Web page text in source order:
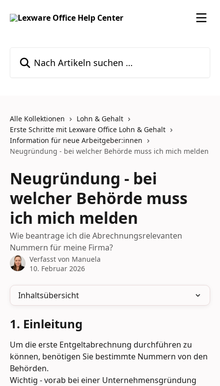
Alle Kollektionen
Lohn & Gehalt
Erste Schritte mit Lexware Office Lohn & Gehalt
Information für neue Arbeitgeber:innen
Neugründung - bei welcher Behörde muss ich mich melden
Neugründung - bei
welcher Behörde muss
ich mich melden
Wie beantrage ich die Abrechnungsrelevanten
Nummern für meine Firma?
Verfasst von Manuela
10. Februar 2026
Inhaltsübersicht
1. Einleitung
Um die erste Entgeltabrechnung durchführen zu
können, benötigen Sie bestimmte Nummern von den
Behörden.
Wichtig - vorab bei einer Unternehmensgründung